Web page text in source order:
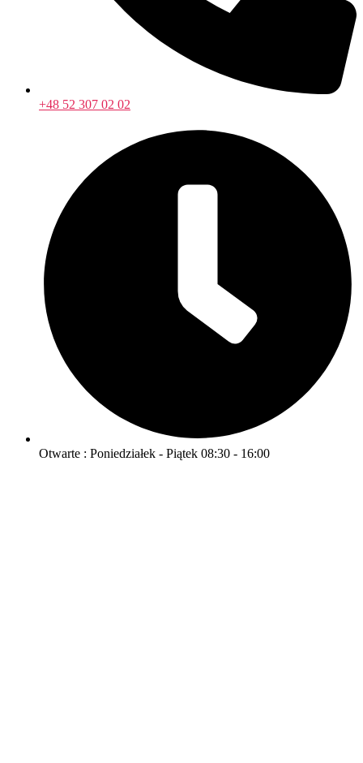
+48 52 307 02 02
Otwarte : Poniedziałek - Piątek 08:30 - 16:00